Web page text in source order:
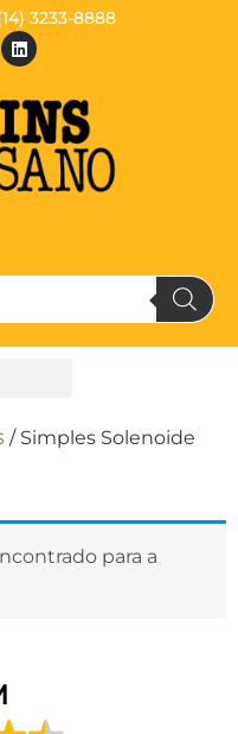
3233-8888
/ Simples Solenoide
para a